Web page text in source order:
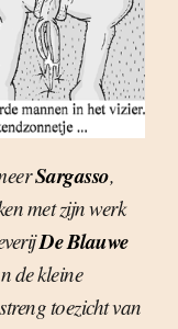
Sargasso,
met zijn werk
De Blauwe
de kleine
toezicht van